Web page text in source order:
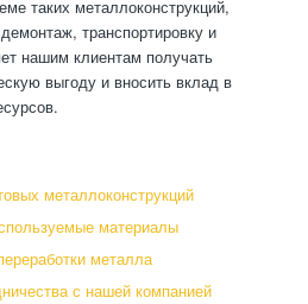
таких металлоконструкций,
транспортировку и
нашим клиентам получать
выгоду и вносить вклад в
металлоконструкций
материалы
металла
с нашей компанией